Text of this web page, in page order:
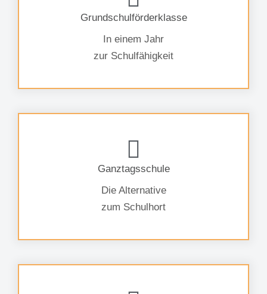
Grundschulförderklasse
In einem Jahr
zur Schulfähigkeit
Ganztagsschule
Die Alternative
zum Schulhort